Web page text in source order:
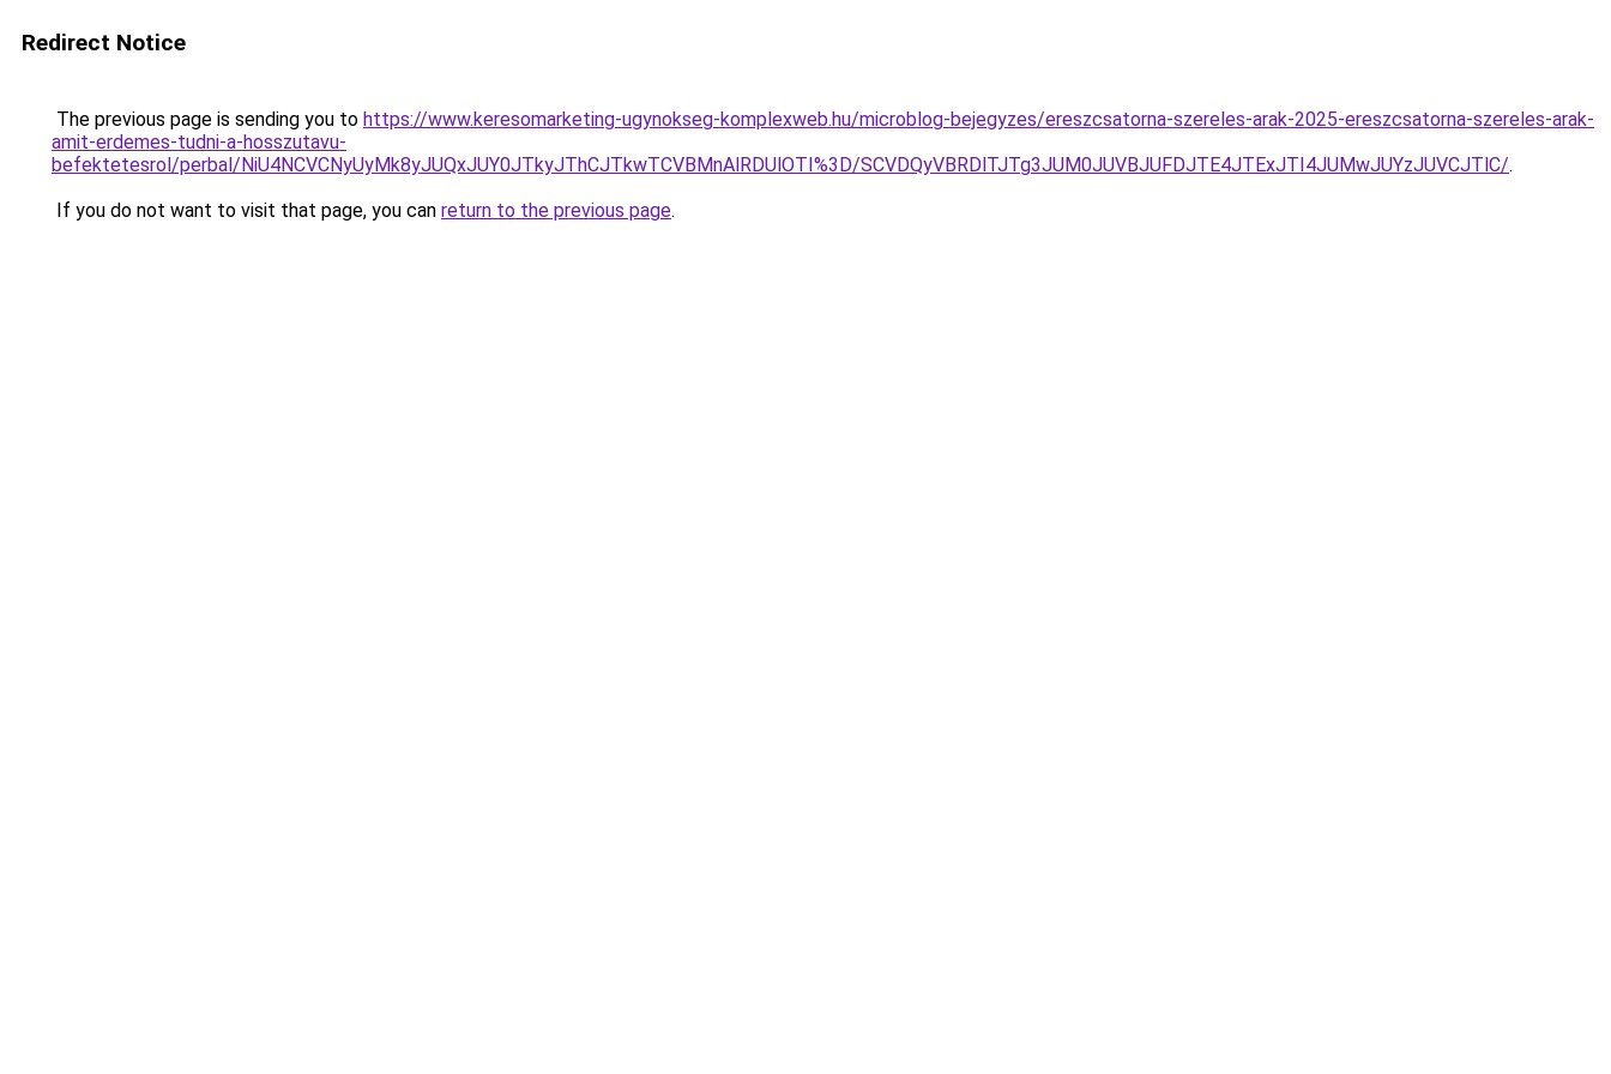
Redirect Notice
The previous page is sending you to https://www.keresomarketing-ugynokseg-komplexweb.hu/microblog-bejegyzes/ereszcsatorna-szereles-arak-2025-ereszcsatorna-szereles-arak-
amit-erdemes-tudni-a-hosszutavu-
befektetesrol/perbal/NiU4NCVCNyUyMk8yJUQxJUY0JTkyJThCJTkwTCVBMnAlRDUlOTI%3D/SCVDQyVBRDlTJTg3JUM0JUVBJUFDJTE4JTExJTI4JUMwJUYzJUVCJTlC/.
If you do not want to visit that page, you can return to the previous page.